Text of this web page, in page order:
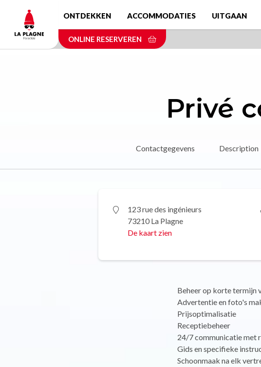
content
ONTDEKKEN ACCOMMODATIES UITGAAN
ONLINE RESERVEREN
Privé
Contactgegevens Description
123 rue des ingénieurs
73210 La Plagne
De kaart zien
Beheer op korte termijn
Advertentie en foto's
Prijsoptimalisatie
Receptiebeheer
24/7 communicatie met
Gids en specifieke
Schoonmaak na elk